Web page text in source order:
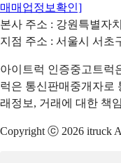
매매업정보확인]
본사 주소 : 강원특별자
지점 주소 : 서울시 서초
아이트럭 인증중고트럭
럭은 통신판매중개자로
래정보, 거래에 대한 책
Copyright ⓒ 2026 itruck